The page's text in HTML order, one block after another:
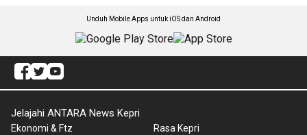
Unduh Mobile Apps untuk iOS dan Android
Jelajahi ANTARA News Kepri
Ekonomi & Ftz
Rasa Kepri